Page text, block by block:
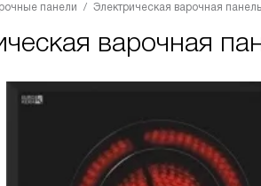
панели Электрическая варочная
варочная